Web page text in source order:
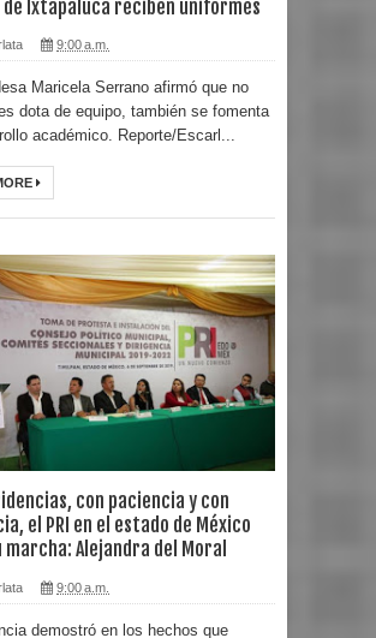
de Ixtapaluca reciben uniformes
9:00 a.m.
Maricela Serrano afirmó que no
dota de equipo, también se fomenta
académico. Reporte/Escarl...
con paciencia y con
el PRI en el estado de México
marcha: Alejandra del Moral
9:00 a.m.
demostró en los hechos que